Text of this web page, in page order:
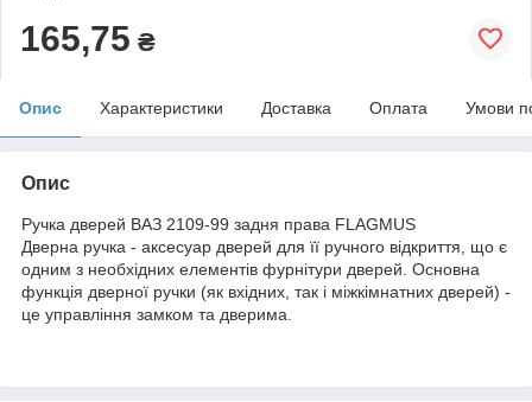
165,75 ₴
Опис Характеристики Доставка Оплата Умови
Опис
Ручка дверей ВАЗ 2109-99 задня права FLAGMUS
Дверна ручка - аксесуар дверей для її ручного відкриття, що є
одним з необхідних елементів фурнітури дверей. Основна
функція дверної ручки (як вхідних, так і міжкімнатних дверей) -
це управління замком та дверима.